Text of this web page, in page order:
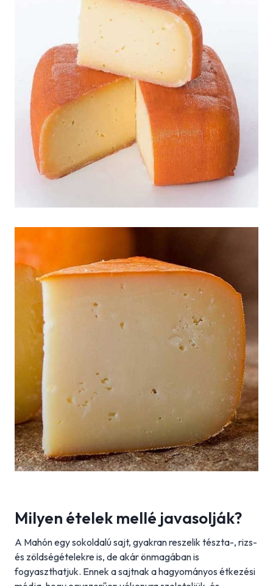
Milyen ételek mellé javasolják?
A Mahón egy sokoldalú sajt, gyakran reszelik tészta-, rizs-
és zöldségételekre is, de akár önmagában is
fogyaszthatjuk. Ennek a sajtnak a hagyományos étkezési